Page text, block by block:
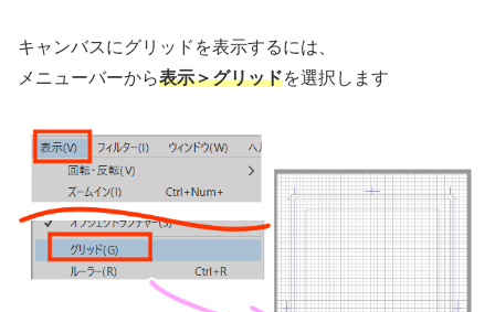
キャンバスにグリッドを表示するには、
メニューバーから表示＞グリッドを選択します